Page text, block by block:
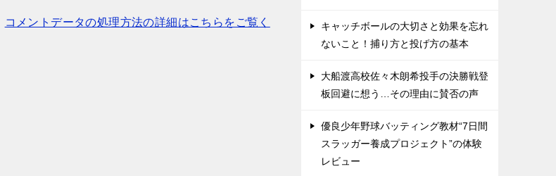
コメントデータの処理方法の詳細はこちらをご覧く
キャッチボールの大切さと効果を忘れ
ないこと！捕り方と投げ方の基本
大船渡高校佐々木朗希投手の決勝戦登
板回避に想う…その理由に賛否の声
優良少年野球バッティング教材“7日間
スラッガー養成プロジェクト”の体験
レビュー